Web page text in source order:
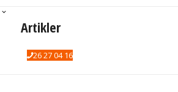
Artikler
26 27 04 16